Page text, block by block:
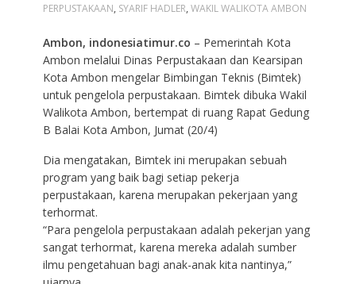
PERPUSTAKAAN, SYARIF HADLER, WAKIL WALIKOTA AMBON
Ambon, indonesiatimur.co – Pemerintah Kota
Ambon melalui Dinas Perpustakaan dan Kearsipan
Kota Ambon mengelar Bimbingan Teknis (Bimtek)
untuk pengelola perpustakaan. Bimtek dibuka Wakil
Walikota Ambon, bertempat di ruang Rapat Gedung
B Balai Kota Ambon, Jumat (20/4)
Dia mengatakan, Bimtek ini merupakan sebuah
program yang baik bagi setiap pekerja
perpustakaan, karena merupakan pekerjaan yang
terhormat.
“Para pengelola perpustakaan adalah pekerjan yang
sangat terhormat, karena mereka adalah sumber
ilmu pengetahuan bagi anak-anak kita nantinya,”